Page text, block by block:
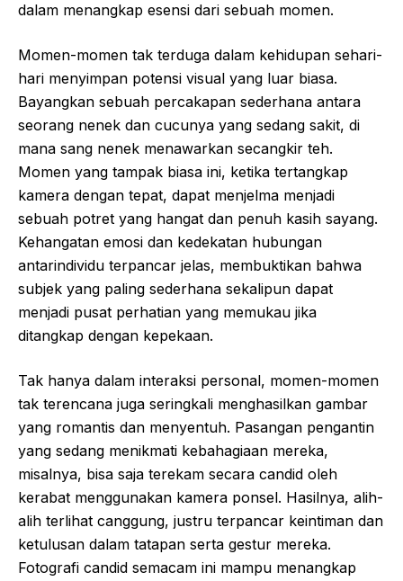
dalam menangkap esensi dari sebuah momen.
Momen-momen tak terduga dalam kehidupan sehari-
hari menyimpan potensi visual yang luar biasa.
Bayangkan sebuah percakapan sederhana antara
seorang nenek dan cucunya yang sedang sakit, di
mana sang nenek menawarkan secangkir teh.
Momen yang tampak biasa ini, ketika tertangkap
kamera dengan tepat, dapat menjelma menjadi
sebuah potret yang hangat dan penuh kasih sayang.
Kehangatan emosi dan kedekatan hubungan
antarindividu terpancar jelas, membuktikan bahwa
subjek yang paling sederhana sekalipun dapat
menjadi pusat perhatian yang memukau jika
ditangkap dengan kepekaan.
Tak hanya dalam interaksi personal, momen-momen
tak terencana juga seringkali menghasilkan gambar
yang romantis dan menyentuh. Pasangan pengantin
yang sedang menikmati kebahagiaan mereka,
misalnya, bisa saja terekam secara candid oleh
kerabat menggunakan kamera ponsel. Hasilnya, alih-
alih terlihat canggung, justru terpancar keintiman dan
ketulusan dalam tatapan serta gestur mereka.
Fotografi candid semacam ini mampu menangkap